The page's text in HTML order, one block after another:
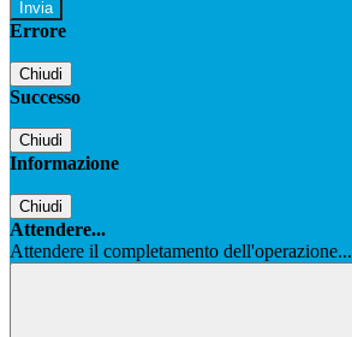
Errore
Chiudi
Successo
Chiudi
Informazione
Chiudi
Attendere...
Attendere il completamento dell'operazione...